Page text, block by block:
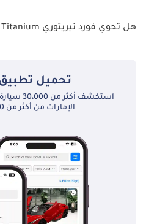
نظام الدفع في فورد تيريتوري Front Wheel Drive Titanium.
هل تحوي فورد تيريتوري Titanium فتحة سقف؟
نعم توفر فورد تيريتوري Titanium فتحة السقف كخيار.
تحميل
استكشف
الإمارات من أكثر من 350 وكيل معتمد.